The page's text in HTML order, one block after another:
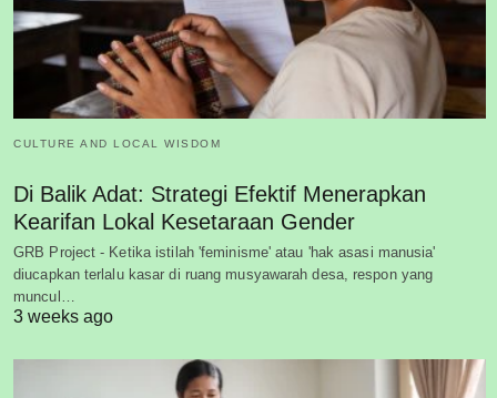
CULTURE AND LOCAL WISDOM
Di Balik Adat: Strategi Efektif Menerapkan
Kearifan Lokal Kesetaraan Gender
GRB Project - Ketika istilah 'feminisme' atau 'hak asasi manusia'
diucapkan terlalu kasar di ruang musyawarah desa, respon yang
muncul…
3 weeks ago